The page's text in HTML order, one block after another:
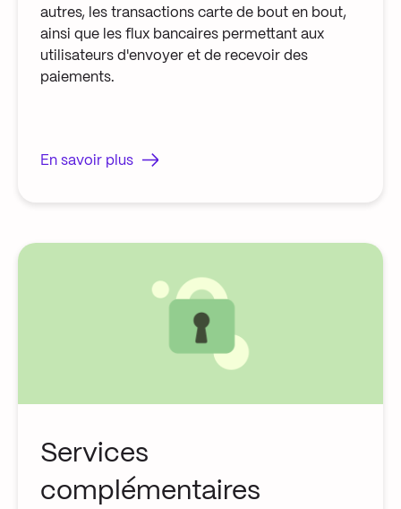
autres, les transactions carte de bout en bout,
ainsi que les flux bancaires permettant aux
utilisateurs d'envoyer et de recevoir des
paiements.
En savoir plus
Services
complémentaires